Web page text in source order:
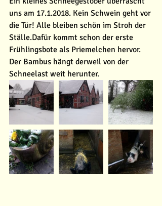
uns am 17.1.2018. Kein Schwein geht vor
die Tür! Alle bleiben schön im Stroh der
Ställe.Dafür kommt schon der erste
Frühlingsbote als Priemelchen hervor.
Der Bambus hängt derweil von der
Schneelast weit herunter.